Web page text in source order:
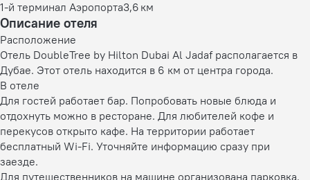
1-й терминал Аэропорта3,6 км
Описание отеля
Расположение
Отель DoubleTree by Hilton Dubai Al Jadaf располагается в
Дубае. Этот отель находится в 6 км от центра города.
В отеле
Для гостей работает бар. Попробовать новые блюда и
отдохнуть можно в ресторане. Для любителей кофе и
перекусов открыто кафе. На территории работает
бесплатный Wi-Fi. Уточняйте информацию сразу при
заезде.
Для путешественников на машине организована парковка.